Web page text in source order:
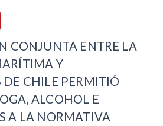
CONJUNTA ENTRE LA
Y
DE CHILE PERMITIÓ
ALCOHOL E
A LA NORMATIVA